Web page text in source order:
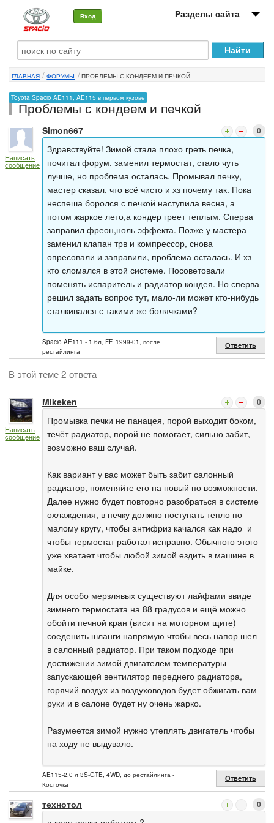
Вход Разделы сайта
О машине
Автоклуб
Форумы
Сервисы и услуги
Новости
ГЛАВНАЯ ФОРУМЫ ПРОБЛЕМЫ С КОНДЕЕМ И ПЕЧКОЙ
Toyota Spacio AE111, AE115 в первом кузове
Проблемы с кондеем и печкой
Написать
сообщение
Simon667 0
Здравствуйте! Зимой стала плохо греть печка,
почитал форум, заменил термостат, стало чуть
лучше, но проблема осталась. Промывал печку,
мастер сказал, что всё чисто и хз почему так. Пока
неспеша боролся с печкой наступила весна, а
потом жаркое лето,а кондер греет теплым. Сперва
заправил фреон,ноль эффекта. Позже у мастера
заменил клапан трв и компрессор, снова
опресовали и заправили, проблема осталась. И хз
кто сломался в этой системе. Посоветовали
поменять испаритель и радиатор кондея. Но сперва
решил задать вопрос тут, мало-ли может кто-нибудь
сталкивался с такими же болячками?
Spacio AE111 - 1.6л, FF, 1999-01, после
рестайлинга
Ответить
В этой теме 2 ответа
Написать
сообщение
Mikeken 0
Промывка печки не панацея, порой выходит боком,
течёт радиатор, порой не помогает, сильно забит,
возможно ваш случай.
Как вариант у вас может быть забит салонный
радиатор, поменяйте его на новый по возможности.
Далее нужно будет повторно разобраться в системе
охлаждения, в печку должно поступать тепло по
малому кругу, чтобы антифриз качался как надо и
чтобы термостат работал исправно. Обычного этого
уже хватает чтобы любой зимой ездить в машине в
майке.
Для особо мерзлявых существуют лайфами ввиде
зимнего термостата на 88 градусов и ещё можно
обойти печной кран (висит на моторном щите)
соеденить шланги напрямую чтобы весь напор шел
в салонный радиатор. При таком подходе при
достижении зимой двигателем температуры
запускающей вентилятор переднего радиатора,
горячий воздух из воздуховодов будет обжигать вам
руки и в салоне будет ну очень жарко.
Разумеется зимой нужно утеплять двигатель чтобы
на ходу не выдувало.
AE115-2.0 л 3S-GTE, 4WD, до рестайлинга -
Косточка
Ответить
технотол 0